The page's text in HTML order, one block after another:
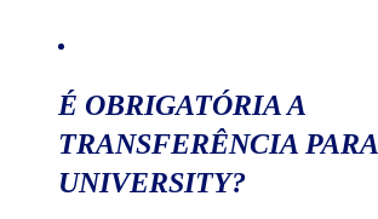
É OBRIGATÓRIA A
TRANSFERÊNCIA
UNIVERSITY?